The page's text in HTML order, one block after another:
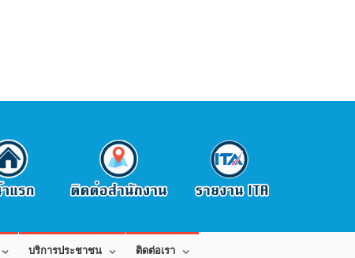
บริการประชาชน ติดต่อเรา